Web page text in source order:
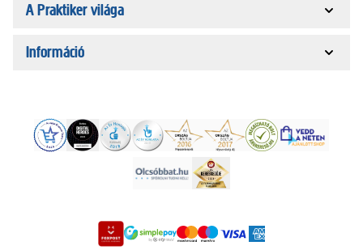
A Praktiker világa
Információ